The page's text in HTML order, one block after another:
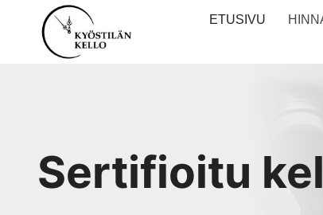
sisältöön
ETUSIVU
Sertifioitu